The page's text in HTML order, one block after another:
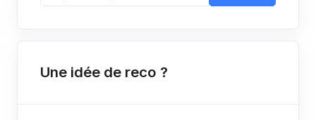
Une idée de reco ?